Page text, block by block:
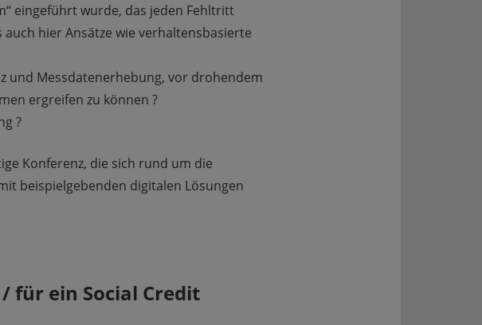
eingeführt wurde, das jeden Fehltritt
hier Ansätze wie verhaltensbasierte
und Messdatenerhebung, vor drohendem
ergreifen zu können ?
?
Konferenz, die sich rund um die
beispielgebenden digitalen Lösungen
für ein Social Credit